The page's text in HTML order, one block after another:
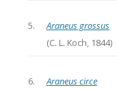
5.
Araneus grossus
(C. L. Koch, 1844)
6.
Araneus circe